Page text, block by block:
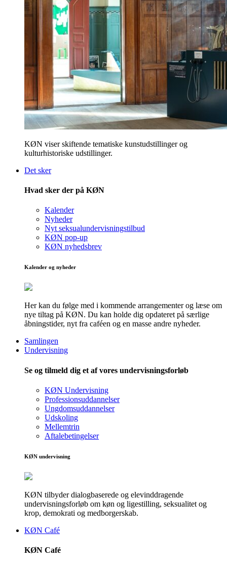
KØN viser skiftende tematiske kunstudstillinger og
kulturhistoriske udstillinger.
Det sker
Hvad sker der på KØN
Kalender
Nyheder
Nyt seksualundervisningstilbud
KØN pop-up
KØN nyhedsbrev
Kalender og nyheder
Her kan du følge med i kommende arrangementer og læse om
nye tiltag på KØN. Du kan holde dig opdateret på særlige
åbningstider, nyt fra caféen og en masse andre nyheder.
Samlingen
Undervisning
Se og tilmeld dig et af vores undervisningsforløb
KØN Undervisning
Professionsuddannelser
Ungdomsuddannelser
Udskoling
Mellemtrin
Aftalebetingelser
KØN undervisning
KØN tilbyder dialogbaserede og elevinddragende
undervisningsforløb om køn og ligestilling, seksualitet og
krop, demokrati og medborgerskab.
KØN Café
KØN Café